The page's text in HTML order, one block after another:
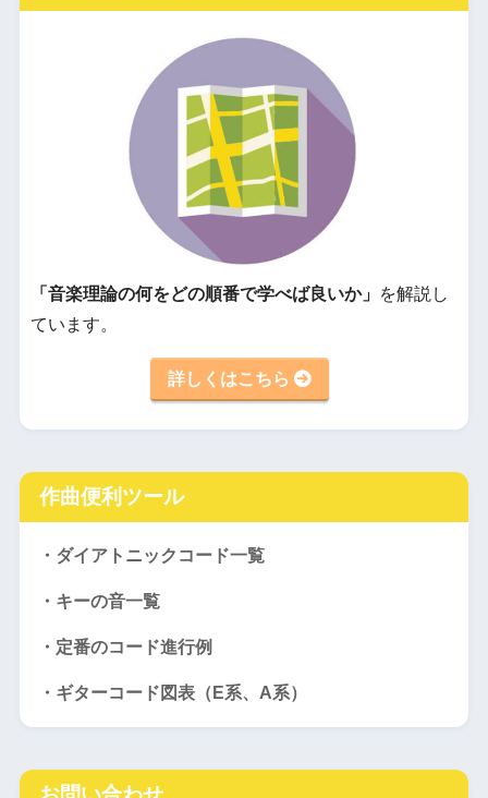
「音楽理論の何をどの順番で学べば良いか」
を解説し
ています。
詳しくはこちら
作曲便利ツール
・ダイアトニックコード一覧
・キーの音一覧
・定番のコード進行例
・ギターコード図表（E系、A系）